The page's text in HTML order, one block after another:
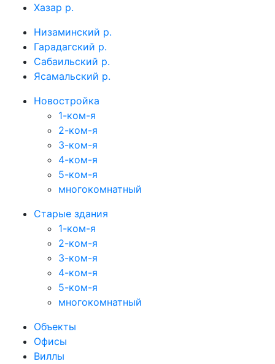
Хазар р.
Низаминский р.
Гарадагский р.
Сабаильский р.
Ясамальский р.
Новостройка
1-ком-я
2-ком-я
3-ком-я
4-ком-я
5-ком-я
многокомнатный
Старые здания
1-ком-я
2-ком-я
3-ком-я
4-ком-я
5-ком-я
многокомнатный
Объекты
Офисы
Виллы